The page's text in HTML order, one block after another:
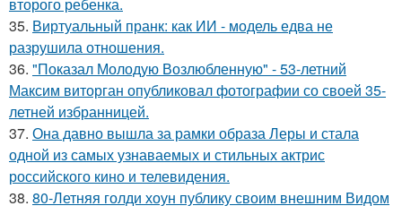
35. Виртуальный пранк: как ИИ - модель едва не
разрушила отношения.
36. "Показал Молодую Возлюбленную" - 53-летний
Максим виторган опубликовал фотографии со своей 35-
летней избранницей.
37. Она давно вышла за рамки образа Леры и стала
одной из самых узнаваемых и стильных актрис
российского кино и телевидения.
38. 80-Летняя голди хоун публику своим внешним Видом